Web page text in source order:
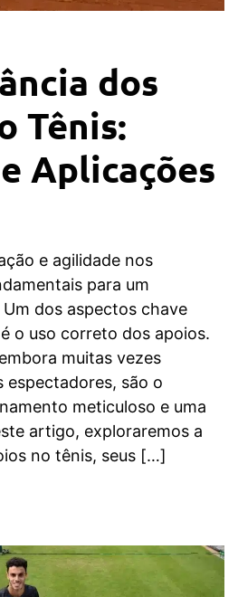
dos
Tênis:
Aplicações
e agilidade nos
para um
dos aspectos chave
o uso correto dos apoios.
muitas vezes
espectadores, são o
meticuloso e uma
artigo, exploraremos a
no tênis, seus […]